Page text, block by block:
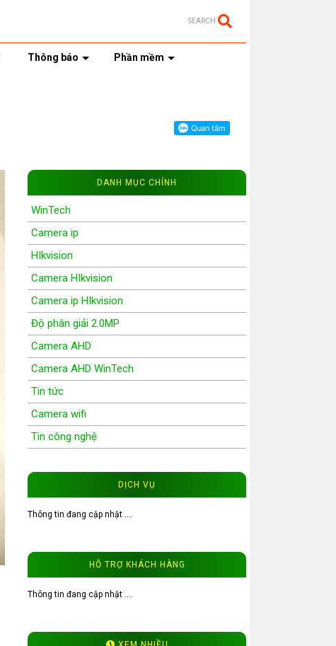
SEARCH
Thông báo Phần mềm
DANH MỤC CHÍNH
WinTech
Camera ip
HIkvision
Camera HIkvision
Camera ip HIkvision
Độ phân giải 2.0MP
Camera AHD
Camera AHD WinTech
Tin tức
Camera wifi
Tin công nghệ
Camera Wifi WinTech
Đầu ghi hình camera
Đầu ghi camera WinTech
Độ phân giải 4.0MP
DỊCH VỤ
Thông tin đang cập nhật ....
HỖ TRỢ KHÁCH HÀNG
Thông tin đang cập nhật ....